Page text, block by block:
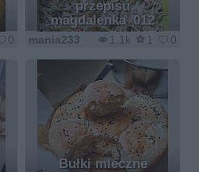
0
przepisu
magdalenka_012
1.1k 1 0
mania233
Bułki mleczne